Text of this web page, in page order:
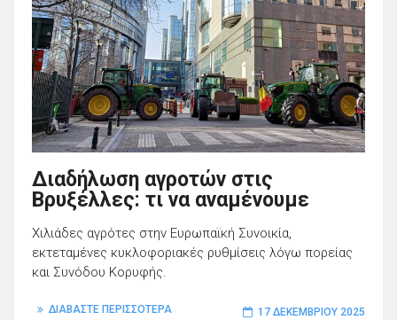
Διαδήλωση αγροτών στις
Βρυξέλλες: τι να αναμένουμε
Χιλιάδες αγρότες στην Ευρωπαϊκή Συνοικία,
εκτεταμένες κυκλοφοριακές ρυθμίσεις λόγω πορείας
και Συνόδου Κορυφής.
ΔΙΑΒΑΣΤΕ ΠΕΡΙΣΣΟΤΕΡΑ 17 ΔΕΚΕΜΒΡΊΟΥ 2025